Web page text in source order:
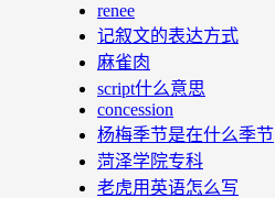
renee
记叙文的表达方式
麻雀肉
script什么意思
concession
杨梅季节是在什么季节
菏泽学院专科
老虎用英语怎么写